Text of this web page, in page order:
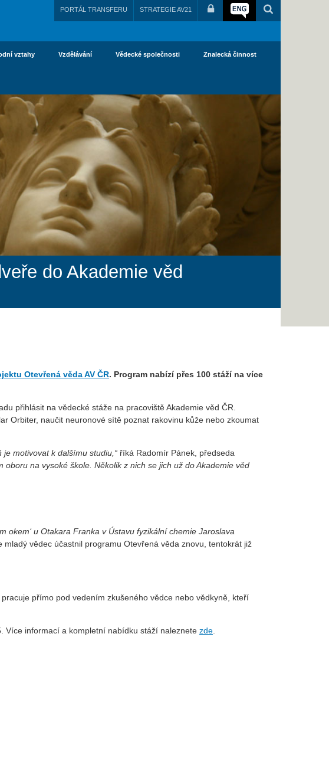
PORTÁL TRANSFERU STRATEGIE AV21
vztahy Vzdělávání Vědecké společnosti Znalecká činnost
do Akademie věd
Otevřená věda AV ČR. Program nabízí přes 100 stáží na více
přihlásit na vědecké stáže na pracoviště Akademie věd ČR.
Orbiter, naučit neuronové sítě poznat rakovinu kůže nebo zkoumat
motivovat k dalšímu studiu,“ říká Radomír Pánek, předseda
na vysoké škole. Několik z nich se jich už do Akademie věd
okem‘ u Otakara Franka v Ústavu fyzikální chemie Jaroslava
mladý vědec účastnil programu Otevřená věda znovu, tentokrát již
přímo pod vedením zkušeného vědce nebo vědkyně, kteří
Více informací a kompletní nabídku stáží naleznete zde.